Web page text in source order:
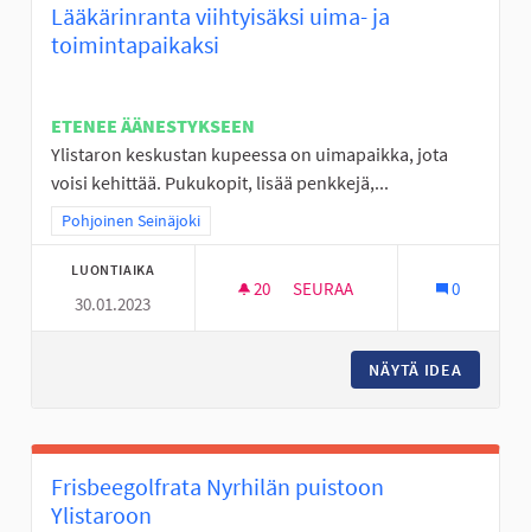
Lääkärinranta viihtyisäksi uima- ja
toimintapaikaksi
ETENEE ÄÄNESTYKSEEN
Ylistaron keskustan kupeessa on uimapaikka, jota
voisi kehittää. Pukukopit, lisää penkkejä,...
Rajaa tulokset teeman mukaan: Pohjoinen Seinäjoki
Pohjoinen Seinäjoki
LUONTIAIKA
30.01.2023
20 20 SEURAAJAA
SEURAA 0
NÄYTÄ IDEA
Frisbeegolfrata Nyrhilän puistoon
Ylistaroon